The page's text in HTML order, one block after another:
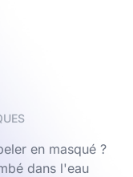
en masqué ?
dans l'eau